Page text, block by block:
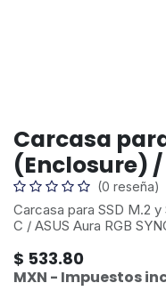
Carcasa para
(Enclosure)
(0 reseña)
Carcasa para SSD M.2
C / ASUS Aura RGB
$ 533.80
MXN - Impuestos